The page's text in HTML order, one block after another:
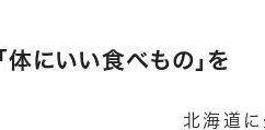
体にいい食べもの」を
北海道に